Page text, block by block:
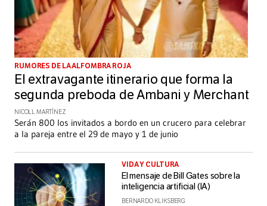
RUMORES DE LA ALFOMBRA ROJA
El extravagante itinerario que forma la
segunda preboda de Ambani y Merchant
NICOLL MARTÍNEZ
Serán 800 los invitados a bordo en un crucero para celebrar
a la pareja entre el 29 de mayo y 1 de junio
VIDA Y CULTURA
El mensaje de Bill Gates sobre la
inteligencia artificial (IA)
BERNARDO KLIKSBERG